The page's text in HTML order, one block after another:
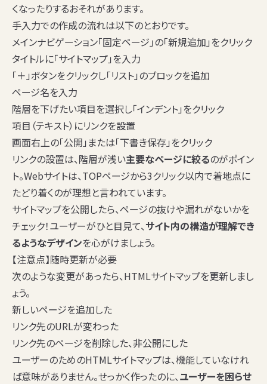
くなったりするおそれがあります。
手入力での作成の流れは以下のとおりです。
メインナビゲーション「固定ページ」の「新規追加」をクリック
タイトルに「サイトマップ」を入力
「＋」ボタンをクリックし「リスト」のブロックを追加
ページ名を入力
階層を下げたい項目を選択し「インデント」をクリック
項目（テキスト）にリンクを設置
画面右上の「公開」または「下書き保存」をクリック
リンクの設置は、階層が浅い主要なページに絞るのがポイン
ト。Webサイトは、TOPページから3クリック以内で着地点に
たどり着くのが理想と言われています。
サイトマップを公開したら、ページの抜けや漏れがないかを
チェック！ユーザーがひと目見て、サイト内の構造が理解でき
るようなデザインを心がけましょう。
【注意点】随時更新が必要
次のような変更があったら、HTMLサイトマップを更新しまし
ょう。
新しいページを追加した
リンク先のURLが変わった
リンク先のページを削除した、非公開にした
ユーザーのためのHTMLサイトマップは、機能していなけれ
ば意味がありません。せっかく作ったのに、ユーザーを困らせ